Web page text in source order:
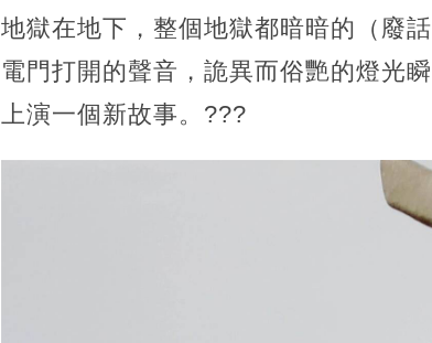
地獄在地下，整個地獄都暗暗的（廢
電門打開的聲音，詭異而俗艷的燈光
上演一個新故事。???